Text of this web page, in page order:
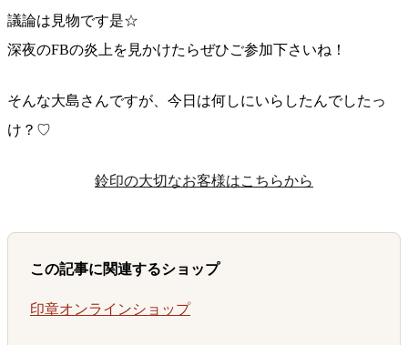
議論は見物です是☆
深夜のFBの炎上を見かけたらぜひご参加下さいね！
そんな大島さんですが、今日は何しにいらしたんでしたっ
け？♡
鈴印の大切なお客様はこちらから
この記事に関連するショップ
印章オンラインショップ